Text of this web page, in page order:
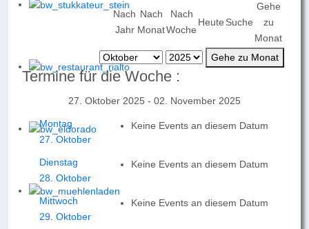
Nach
Jahr
Nach
Monat
Nach
Woche
Heute Suche
Gehe
zu
Monat
Gehe zu Monat
Termine für die Woche :
27. Oktober 2025 - 02. November 2025
Montag
27. Oktober
Keine Events an diesem Datum
Dienstag
28. Oktober
Keine Events an diesem Datum
Mittwoch
29. Oktober
Keine Events an diesem Datum